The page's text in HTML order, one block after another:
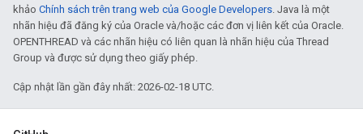
khảo Chính sách trên trang web của Google Developers. Java là một
nhãn hiệu đã đăng ký của Oracle và/hoặc các đơn vị liên kết của Oracle.
OPENTHREAD và các nhãn hiệu có liên quan là nhãn hiệu của Thread
Group và được sử dụng theo giấy phép.
Cập nhật lần gần đây nhất: 2026-02-18 UTC.